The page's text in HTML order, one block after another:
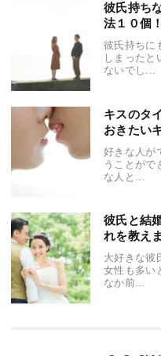
彼氏持ち
法１０個
彼氏持ちに
しまったと
ないでし...
キスのタ
おきたい
好きな人が
うことがで
な人と...
彼氏と結
れを教え
大好きな彼
女性も多い
なか前...